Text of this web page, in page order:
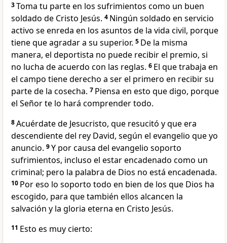
3Toma tu parte en los sufrimientos como un buen
soldado de Cristo Jesús. 4 Ningún soldado en servicio
activo se enreda en los asuntos de la vida civil, porque
tiene que agradar a su superior. 5 De la misma
manera, el deportista no puede recibir el premio, si
no lucha de acuerdo con las reglas. 6 El que trabaja en
el campo tiene derecho a ser el primero en recibir su
parte de la cosecha. 7 Piensa en esto que digo, porque
el Señor te lo hará comprender todo.
8Acuérdate de Jesucristo, que resucitó y que era
descendiente del rey David, según el evangelio que yo
anuncio. 9Y por causa del evangelio soporto
sufrimientos, incluso el estar encadenado como un
criminal; pero la palabra de Dios no está encadenada.
10 Por eso lo soporto todo en bien de los que Dios ha
escogido, para que también ellos alcancen la
salvación y la gloria eterna en Cristo Jesús.
11 Esto es muy cierto: